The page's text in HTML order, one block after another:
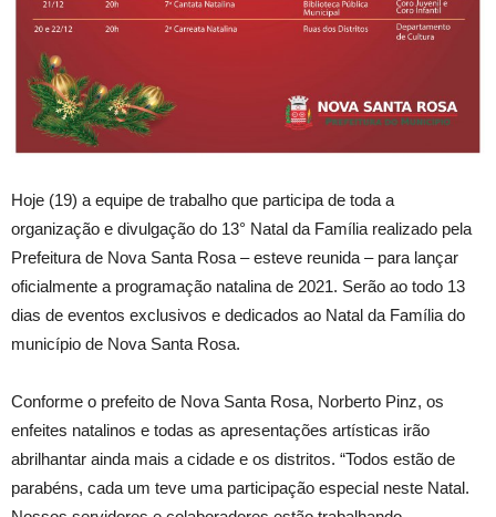
Hoje (19) a equipe de trabalho que participa de toda a
organização e divulgação do 13° Natal da Família realizado pela
Prefeitura de Nova Santa Rosa – esteve reunida – para lançar
oficialmente a programação natalina de 2021. Serão ao todo 13
dias de eventos exclusivos e dedicados ao Natal da Família do
município de Nova Santa Rosa.
Conforme o prefeito de Nova Santa Rosa, Norberto Pinz, os
enfeites natalinos e todas as apresentações artísticas irão
abrilhantar ainda mais a cidade e os distritos. “Todos estão de
parabéns, cada um teve uma participação especial neste Natal.